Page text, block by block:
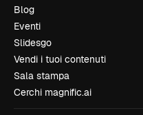
Blog
Eventi
Slidesgo
Vendi i tuoi contenuti
Sala stampa
Cerchi magnific.ai